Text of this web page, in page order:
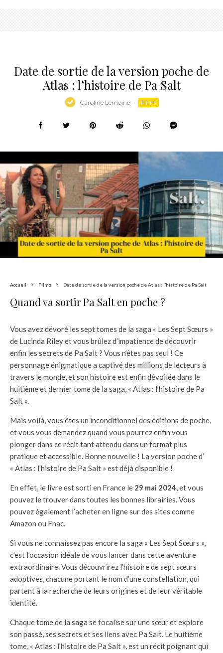
Date de sortie de la version poche de
Atlas : l’histoire de Pa Salt
Caroline Lemoine · Films
Accueil Films Date de sortie de la version poche de Atlas : l’histoire de Pa Salt
Quand va sortir Pa Salt en poche ?
Vous avez dévoré les sept tomes de la saga « Les Sept Sœurs »
de Lucinda Riley et vous brûlez d’impatience de découvrir
enfin les secrets de Pa Salt ? Vous n’êtes pas seul ! Ce
personnage énigmatique a captivé des millions de lecteurs à
travers le monde, et son histoire est enfin dévoilée dans le
huitième et dernier tome de la saga, « Atlas : l’histoire de Pa
Salt ».
Mais voilà, vous êtes un inconditionnel des éditions de poche,
et vous vous demandez quand vous pourrez enfin vous
plonger dans ce récit tant attendu dans un format plus
pratique et accessible. Bonne nouvelle ! La version poche d’
« Atlas : l’histoire de Pa Salt » est déjà disponible !
En effet, le livre est sorti en France le 29 mai 2024, et vous
pouvez le trouver dans toutes les bonnes librairies. Vous
pouvez également l’acheter en ligne sur des sites comme
Amazon ou Fnac.
Si vous ne connaissez pas encore la saga « Les Sept Sœurs »,
c’est l’occasion idéale de vous lancer dans cette aventure
extraordinaire. Vous découvrirez l’histoire de sept sœurs
adoptives, chacune portant le nom d’une constellation, qui
partent à la recherche de leurs origines et de leur véritable
identité.
Chaque tome de la saga se focalise sur une sœur et explore
son passé, ses secrets et ses liens avec Pa Salt. Le huitième
tome, « Atlas : l’histoire de Pa Salt », est un récit poignant qui